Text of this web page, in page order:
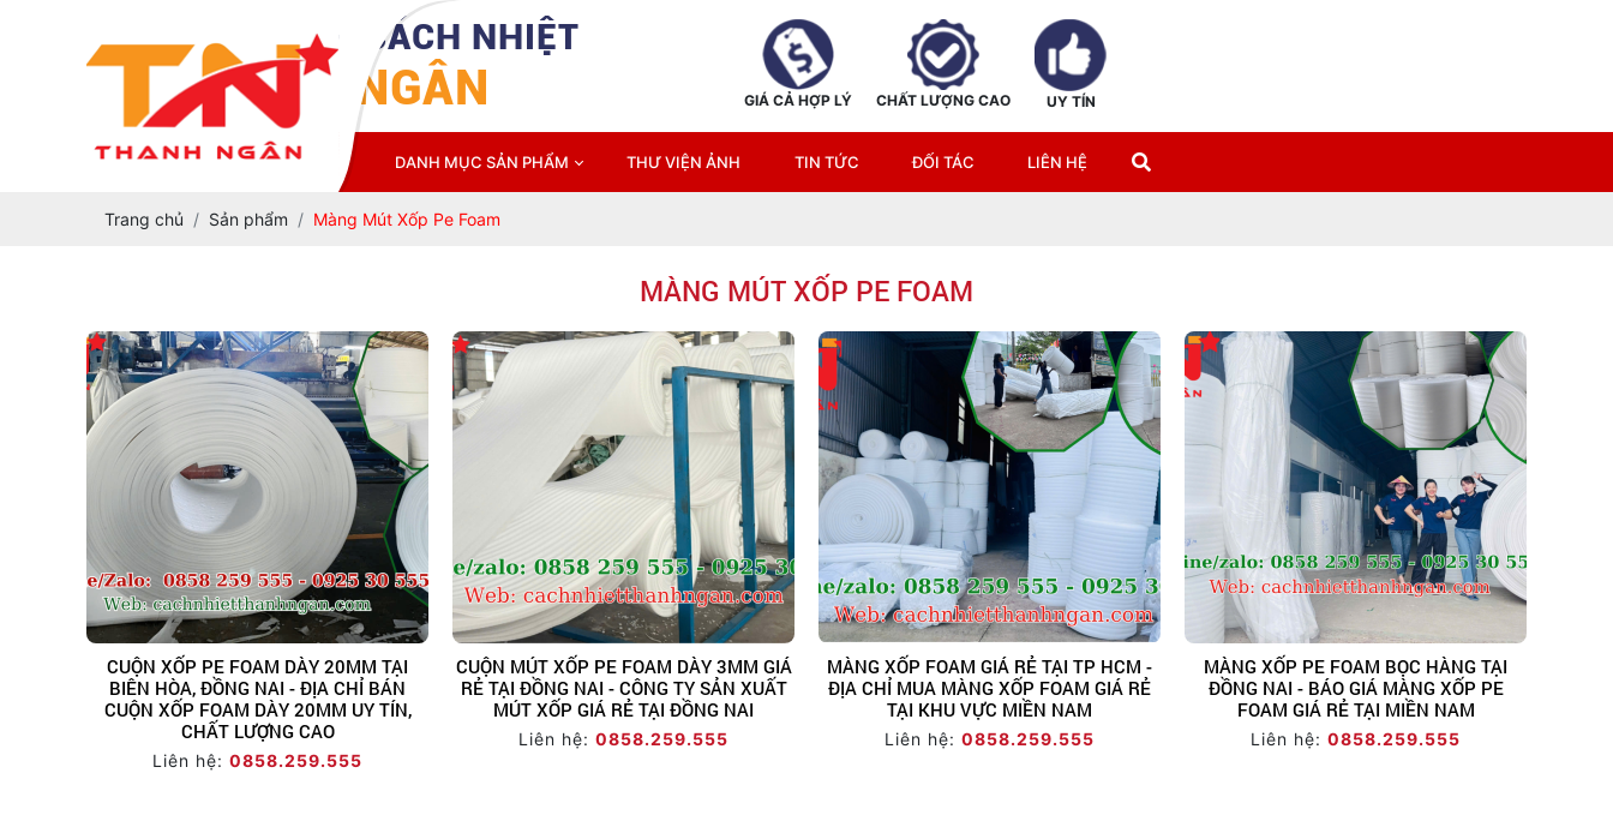
CÔNG TY TNHH CÁCH NHIỆT
THANH NGÂN GIÁ CẢ HỢP LÝ CHẤT LƯỢNG CAO UY TÍN
TRANG CHỦ GIỚI THIỆU DANH MỤC SẢN PHẨM THƯ VIỆN ẢNH TIN TỨC ĐỐI TÁC LIÊN HỆ
Trang chủ Sản phẩm Màng Mút Xốp Pe Foam
MÀNG MÚT XỐP PE FOAM
CUỘN XỐP PE FOAM DÀY 20MM TẠI
BIÊN HÒA, ĐỒNG NAI - ĐỊA CHỈ BÁN
CUỘN XỐP FOAM DÀY 20MM UY TÍN,
CHẤT LƯỢNG CAO
Liên hệ: 0858.259.555
CUỘN MÚT XỐP PE FOAM DÀY 3MM GIÁ
RẺ TẠI ĐỒNG NAI - CÔNG TY SẢN XUẤT
MÚT XỐP GIÁ RẺ TẠI ĐỒNG NAI
Liên hệ: 0858.259.555
MÀNG XỐP FOAM GIÁ RẺ TẠI TP HCM -
ĐỊA CHỈ MUA MÀNG XỐP FOAM GIÁ RẺ
TẠI KHU VỰC MIỀN NAM
Liên hệ: 0858.259.555
MÀNG XỐP PE FOAM BỌC HÀNG TẠI
ĐỒNG NAI - BÁO GIÁ MÀNG XỐP PE
FOAM GIÁ RẺ TẠI MIỀN NAM
Liên hệ: 0858.259.555